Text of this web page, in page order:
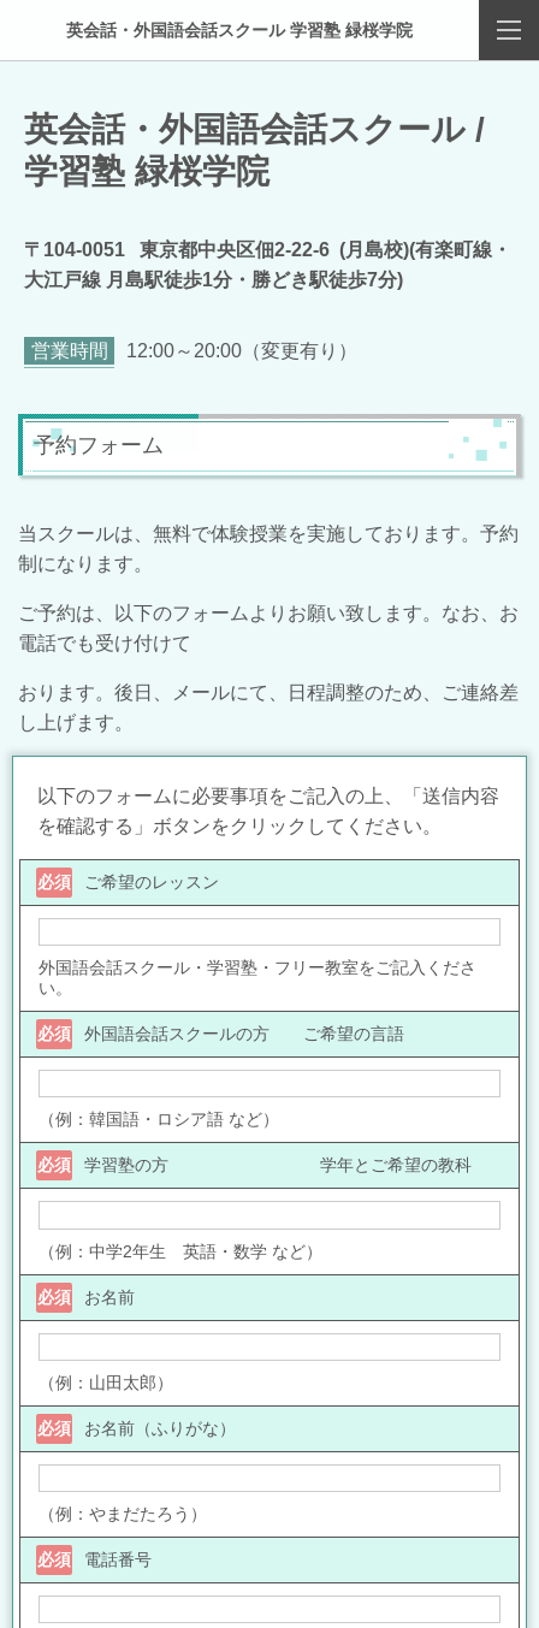
英会話・外国語会話スクール 学習塾 緑桜学院
英会話・外国語会話スクール /
学習塾 緑桜学院
〒104-0051 東京都中央区佃2-22-6 (月島校)(有楽町線・
大江戸線 月島駅徒歩1分・勝どき駅徒歩7分)
営業時間 12:00～20:00（変更有り）
予約フォーム
当スクールは、無料で体験授業を実施しております。予約
制になります。
ご予約は、以下のフォームよりお願い致します。なお、お
電話でも受け付けて
おります。後日、メールにて、日程調整のため、ご連絡差
し上げます。
以下のフォームに必要事項をご記入の上、「送信内容
を確認する」ボタンをクリックしてください。
ご希望のレッスン
必須
外国語会話スクール・学習塾・フリー教室をご記入くださ
い。
外国語会話スクールの方 ご希望の言語
必須
（例：韓国語・ロシア語 など）
学習塾の方 学年とご希望の教科
必須
（例：中学2年生 英語・数学 など）
お名前
必須
（例：山田太郎）
お名前（ふりがな）
必須
（例：やまだたろう）
電話番号
必須